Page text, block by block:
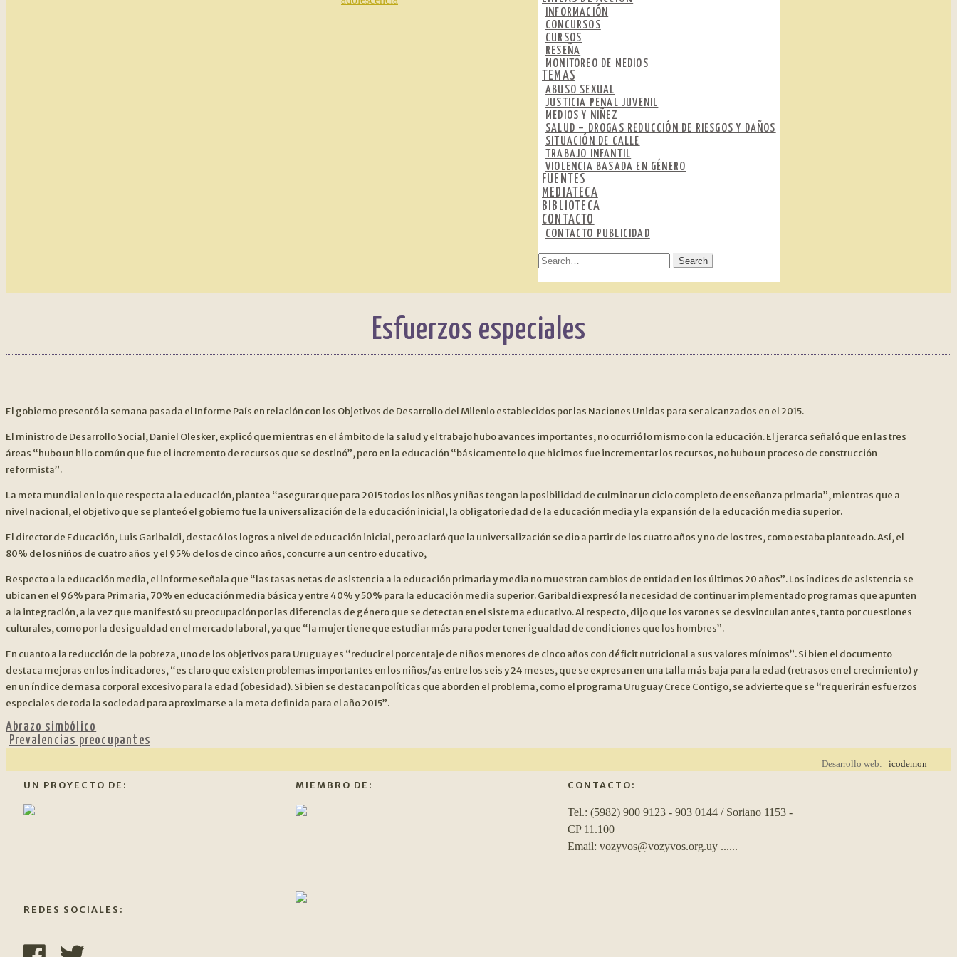
INFORMACIÓN
CONCURSOS
CURSOS
RESEÑA
MONITOREO DE MEDIOS
TEMAS
ABUSO SEXUAL
JUSTICIA PENAL JUVENIL
MEDIOS Y NIÑEZ
SALUD – DROGAS REDUCCIÓN DE RIESGOS Y DAÑOS
SITUACIÓN DE CALLE
TRABAJO INFANTIL
VIOLENCIA BASADA EN GÉNERO
FUENTES
MEDIATECA
BIBLIOTECA
CONTACTO
CONTACTO PUBLICIDAD
SEARCH
FOR:
Esfuerzos especiales
El gobierno presentó la semana pasada el Informe País en relación con los Objetivos de Desarrollo del Milenio establecidos por las Naciones Unidas para ser alcanzados en el 2015.
El ministro de Desarrollo Social, Daniel Olesker, explicó que mientras en el ámbito de la salud y el trabajo hubo avances importantes, no ocurrió lo mismo con la educación. El jerarca señaló que en las tres
áreas “hubo un hilo común que fue el incremento de recursos que se destinó”, pero en la educación “básicamente lo que hicimos fue incrementar los recursos, no hubo un proceso de construcción
reformista”.
La meta mundial en lo que respecta a la educación, plantea “asegurar que para 2015 todos los niños y niñas tengan la posibilidad de culminar un ciclo completo de enseñanza primaria”, mientras que a
nivel nacional, el objetivo que se planteó el gobierno fue la universalización de la educación inicial, la obligatoriedad de la educación media y la expansión de la educación media superior.
El director de Educación, Luis Garibaldi, destacó los logros a nivel de educación inicial, pero aclaró que la universalización se dio a partir de los cuatro años y no de los tres, como estaba planteado. Así, el
80% de los niños de cuatro años y el 95% de los de cinco años, concurre a un centro educativo,
Respecto a la educación media, el informe señala que “las tasas netas de asistencia a la educación primaria y media no muestran cambios de entidad en los últimos 20 años”. Los índices de asistencia se
ubican en el 96% para Primaria, 70% en educación media básica y entre 40% y 50% para la educación media superior. Garibaldi expresó la necesidad de continuar implementado programas que apunten
a la integración, a la vez que manifestó su preocupación por las diferencias de género que se detectan en el sistema educativo. Al respecto, dijo que los varones se desvinculan antes, tanto por cuestiones
culturales, como por la desigualdad en el mercado laboral, ya que “la mujer tiene que estudiar más para poder tener igualdad de condiciones que los hombres”.
En cuanto a la reducción de la pobreza, uno de los objetivos para Uruguay es “reducir el porcentaje de niños menores de cinco años con déficit nutricional a sus valores mínimos”. Si bien el documento
destaca mejoras en los indicadores, “es claro que existen problemas importantes en los niños/as entre los seis y 24 meses, que se expresan en una talla más baja para la edad (retrasos en el crecimiento) y
en un índice de masa corporal excesivo para la edad (obesidad). Si bien se destacan políticas que aborden el problema, como el programa Uruguay Crece Contigo, se advierte que se “requerirán esfuerzos
especiales de toda la sociedad para aproximarse a la meta definida para el año 2015”.
DE
ENTRADAS
Abrazo simbólico
Siguiente:
Prevalencias preocupantes
UN PROYECTO DE: MIEMBRO DE: CONTACTO:
Tel.: (5982) 900 9123 - 903 0144 / Soriano 1153 -
CP 11.100
Email: vozyvos@vozyvos.org.uy ......
REDES SOCIALES:
Desarrollo web: icodemon